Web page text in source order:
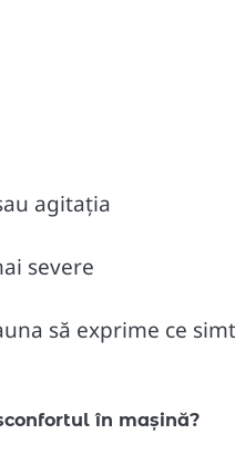
agitația
severe
să exprime ce
în mașină?